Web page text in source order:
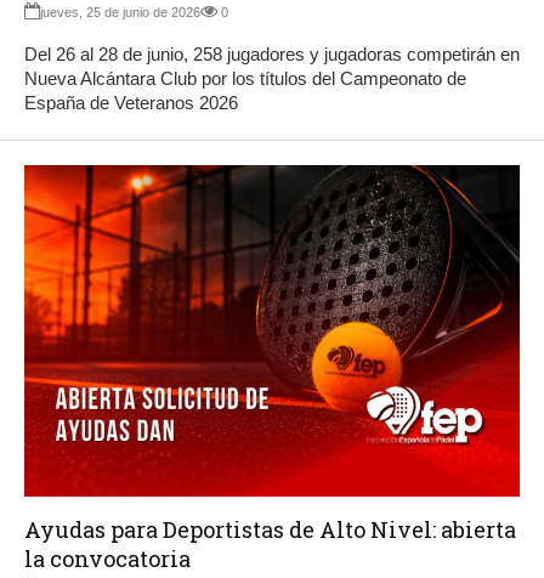
jueves, 25 de junio de 2026 0
Del 26 al 28 de junio, 258 jugadores y jugadoras competirán en
Nueva Alcántara Club por los títulos del Campeonato de
España de Veteranos 2026
Ayudas para Deportistas de Alto Nivel: abierta
la convocatoria